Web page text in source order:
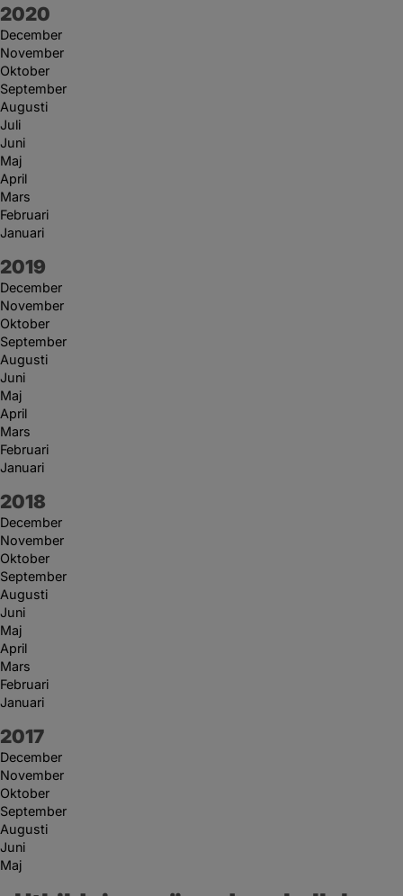
År:
2020
December
November
Oktober
September
Augusti
Juli
Juni
Maj
April
Mars
Februari
Januari
År:
2019
December
November
Oktober
September
Augusti
Juni
Maj
April
Mars
Februari
Januari
År:
2018
December
November
Oktober
September
Augusti
Juni
Maj
April
Mars
Februari
Januari
År:
2017
December
November
Oktober
September
Augusti
Juni
Maj